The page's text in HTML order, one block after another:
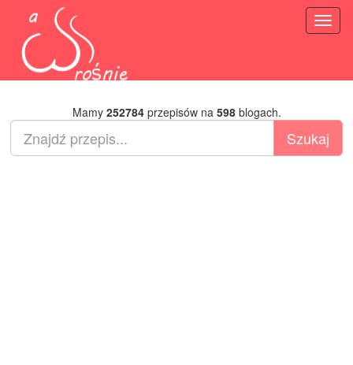
Mamy 252784przepisów na 598blogach.